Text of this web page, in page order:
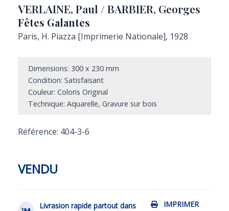
VERLAINE, Paul / BARBIER, Georges
Fêtes Galantes
Paris, H. Piazza [Imprimerie Nationale], 1928
Dimensions: 300 x 230 mm
Condition: Satisfaisant
Couleur: Coloris Original
Technique: Aquarelle, Gravure sur bois
Référence: 404-3-6
VENDU
IMPRIMER
Livrasion rapide partout dans